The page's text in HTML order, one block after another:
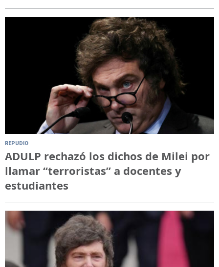
REPUDIO
ADULP rechazó los dichos de Milei por
llamar “terroristas” a docentes y
estudiantes